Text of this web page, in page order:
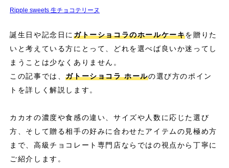
Ripple sweets 生チョコテリーヌ
誕生日や記念日に ガトーショコラのホールケーキを贈りた
いと考えている方にとって、どれを選べば良いか迷ってし
まうことは少なくありません。
この記事では、ガトーショコラ ホールの選び方のポイン
トを詳しく解説します。
カカオの濃度や食感の違い、サイズや人数に応じた選び
方、そして贈る相手の好みに合わせたアイテムの見極め方
まで、高級チョコレート専門店ならではの視点から丁寧に
ご紹介します。